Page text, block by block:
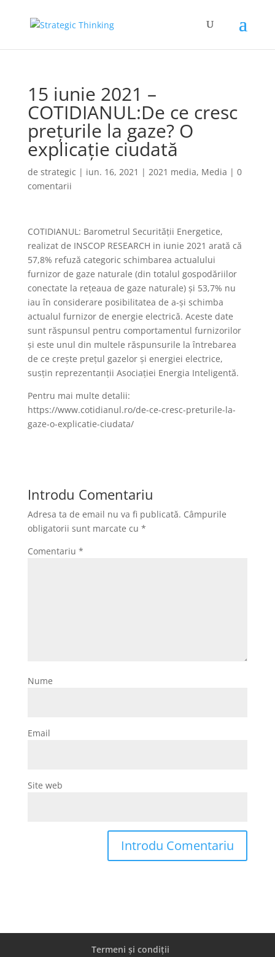
15 iunie 2021 –
COTIDIANUL:De ce cresc
prețurile la gaze? O
explicație ciudată
de strategic | iun. 16, 2021 | 2021 media, Media | 0
comentarii
COTIDIANUL: Barometrul Securității Energetice,
realizat de INSCOP RESEARCH in iunie 2021 arată că
57,8% refuză categoric schimbarea actualului
furnizor de gaze naturale (din totalul gospodăriilor
conectate la rețeaua de gaze naturale) și 53,7% nu
iau în considerare posibilitatea de a-și schimba
actualul furnizor de energie electrică. Aceste date
sunt răspunsul pentru comportamentul furnizorilor
și este unul din multele răspunsurile la întrebarea
de ce crește prețul gazelor și energiei electrice,
susțin reprezentanții Asociației Energia Inteligentă.
Pentru mai multe detalii:
https://www.cotidianul.ro/de-ce-cresc-preturile-la-
gaze-o-explicatie-ciudata/
Introdu Comentariu
Adresa ta de email nu va fi publicată. Câmpurile
obligatorii sunt marcate cu *
Comentariu *
Nume
Email
Site web
Termeni și condiții